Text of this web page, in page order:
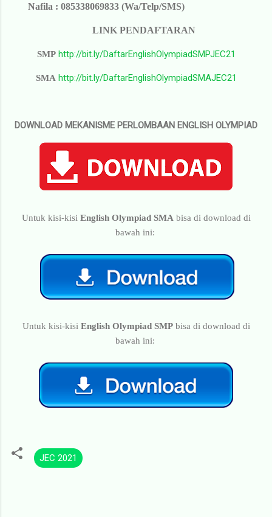
Nafila : 085338069833 (Wa/Telp/SMS)
LINK PENDAFTARAN
SMP http://bit.ly/DaftarEnglishOlympiadSMPJEC21
SMA http://bit.ly/DaftarEnglishOlympiadSMAJEC21
DOWNLOAD MEKANISME PERLOMBAAN ENGLISH OLYMPIAD
Untuk kisi-kisi English Olympiad SMA bisa di download di
bawah ini:
Untuk kisi-kisi English Olympiad SMPbisa di download di
bawah ini:
JEC 2021